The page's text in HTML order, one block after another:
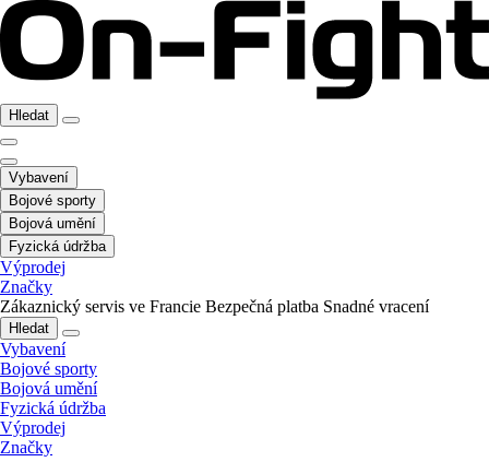
Hledat
Vybavení
Bojové sporty
Bojová umění
Fyzická údržba
Výprodej
Značky
Zákaznický servis ve Francie Bezpečná platba Snadné vracení
Hledat
Vybavení
Bojové sporty
Bojová umění
Fyzická údržba
Výprodej
Značky